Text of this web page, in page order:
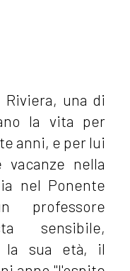
una di
la vita per
anni, e per lui
nella
nel Ponente
sensibile,
la sua età, il